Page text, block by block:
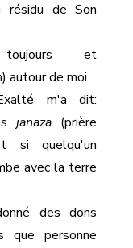
de Son
et
autour de moi.
m'a dit:
janaza(prière
si quelqu'un
avec la terre
des dons
que personne